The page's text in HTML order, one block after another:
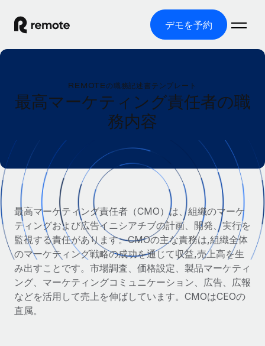
デモを予約
グローバル給与処理
コンプライアンス対応の給与処理を手軽に
Employer of Record（EOR）
グローバル展開をコストをかけずに実現
Contractor of Record
世界中の契約社員と法令を遵守して契約
契約社員管理
世界中の契約社員をオンボーディングし、管理
PEO
各国の制度に対応
国別ガイド
/国別のグローバル雇用支援を検索する
米国州エクスプローラー
米国の各州において採用プロセスを簡素化する
Remoteを他社と比較
他社と比較した、当社の強みを確認する
成長の段階
リソース
ツールと計算ツール
誤分類リスク判定ツール
国別に従業員の誤分類リスクを確認する
従業員コスト計算ツール
各国の総従業員コストを計算する
契約社員の報酬計算ツール
グローバルな契約社員向けに、通貨オプションと支払スピー
ドを確認する
価格
日本語
English
Nederlands
Français
ログイン
REMOTEの職務記述書テンプレート
最高マーケティング責任者の職
務内容
最高マーケティング責任者（CMO）は、組織のマーケ
ティングおよび広告イニシアチブの計画、開発、実行を
監視する責任があります。CMOの主な責務は,組織全体
のマーケティング戦略の成功を通じて収益,売上高を生
み出すことです。市場調査、価格設定、製品マーケティ
ング、マーケティングコミュニケーション、広告、広報
などを活用して売上を伸ばしています。CMOはCEOの
直属。